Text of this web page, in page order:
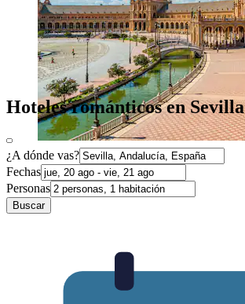
Hoteles románticos en Sevilla
¿A dónde vas?
Fechas
Personas
Buscar